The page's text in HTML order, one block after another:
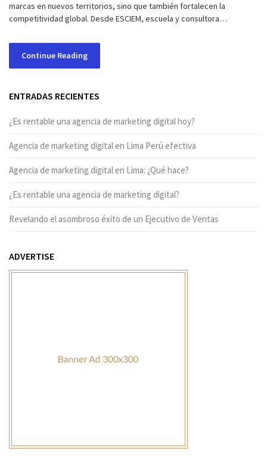
marcas en nuevos territorios, sino que también fortalecen la
competitividad global. Desde ESCIEM, escuela y consultora…
Continue Reading
ENTRADAS RECIENTES
¿Es rentable una agencia de marketing digital hoy?
Agencia de marketing digital en Lima Perú efectiva
Agencia de marketing digital en Lima: ¿Qué hace?
¿Es rentable una agencia de marketing digital?
Revelando el asombroso éxito de un Ejecutivo de Ventas
ADVERTISE